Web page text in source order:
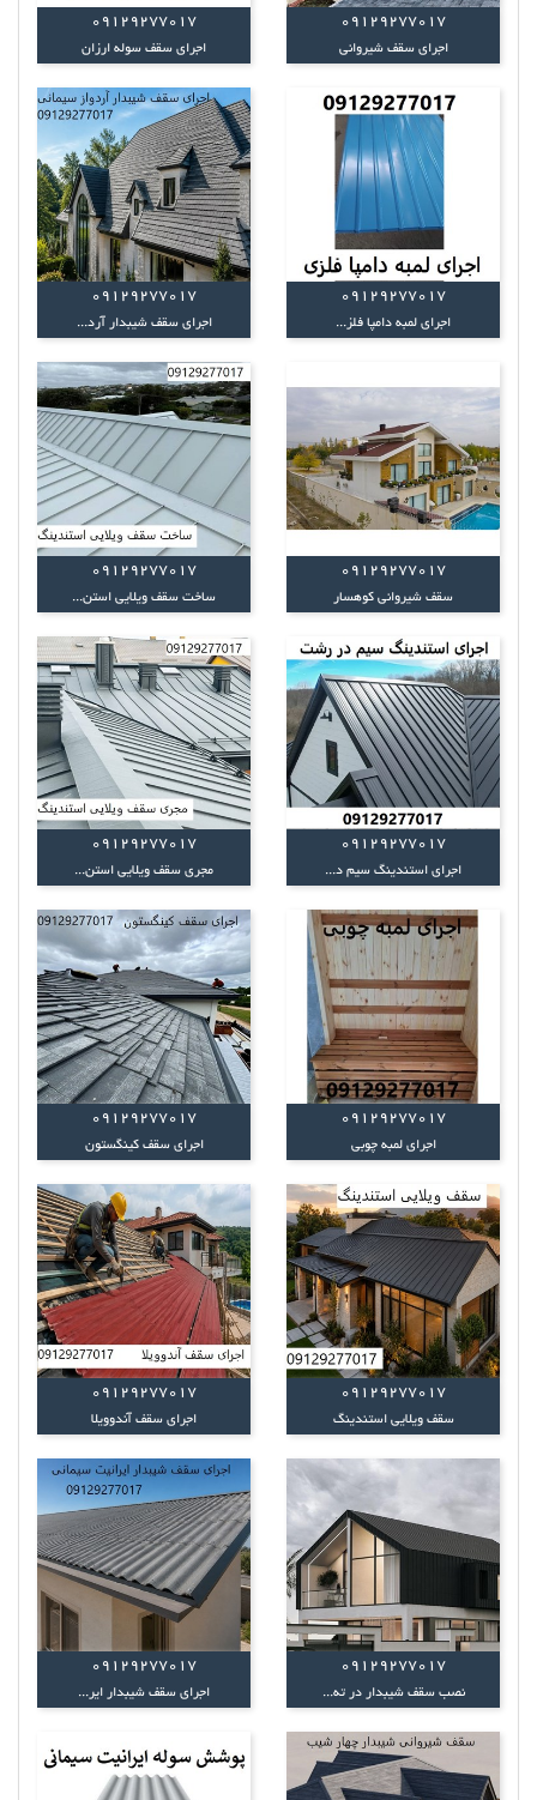
09129277017
اجرای سقف شیروانی
09129277017
اجرای سقف سوله ارزان
09129277017
اجرای لمبه دامپا فلز...
09129277017
اجرای سقف شیبدار آرد...
09129277017
سقف شیروانی کوهسار
09129277017
ساخت سقف ویلایی استن...
09129277017
اجرای استندینگ سیم د...
09129277017
مجری سقف ویلایی استن...
09129277017
اجرای لمبه چوبی
09129277017
اجرای سقف کینگستون
09129277017
سقف ویلایی استندینگ
09129277017
اجرای سقف آندوویلا
09129277017
نصب سقف شیبدار در ته...
09129277017
اجرای سقف شیبدار ایر...